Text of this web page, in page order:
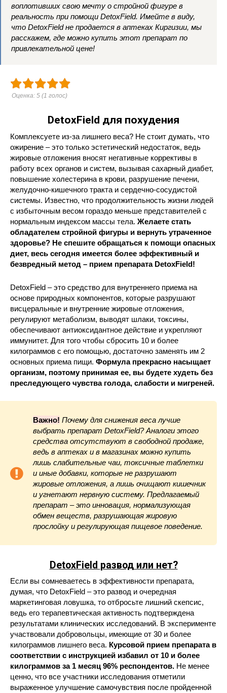
воплотивших свою мечту о стройной фигуре в
реальность при помощи DetoxField. Имейте в виду,
что DetoxField не продается в аптеках Киргизии, мы
расскажем, где можно купить этот препарат по
привлекательной цене!
Оценка: 5 (1 голос)
DetoxField для похудения
Комплексуете из-за лишнего веса? Не стоит думать, что
ожирение – это только эстетический недостаток, ведь
жировые отложения вносят негативные коррективы в
работу всех органов и систем, вызывая сахарный диабет,
повышение холестерина в крови, разрушение печени,
желудочно-кишечного тракта и сердечно-сосудистой
системы. Известно, что продолжительность жизни людей
с избыточным весом гораздо меньше представителей с
нормальным индексом массы тела. Желаете стать
обладателем стройной фигуры и вернуть утраченное
здоровье? Не спешите обращаться к помощи опасных
диет, весь сегодня имеется более эффективный и
безвредный метод – прием препарата DetoxField!
DetoxField – это средство для внутреннего приема на
основе природных компонентов, которые разрушают
висцеральные и внутренние жировые отложения,
регулируют метаболизм, выводят шлаки, токсины,
обеспечивают антиоксидантное действие и укрепляют
иммунитет. Для того чтобы сбросить 10 и более
килограммов с его помощью, достаточно заменять им 2
основных приема пищи. Формула прекрасно насыщает
организм, поэтому принимая ее, вы будете худеть без
преследующего чувства голода, слабости и мигреней.
Важно! Почему для снижения веса лучше
выбрать препарат DetoxField? Аналоги этого
средства отсутствуют в свободной продаже,
ведь в аптеках и в магазинах можно купить
лишь слабительные чаи, токсичные таблетки
и иные добавки, которые не разрушают
жировые отложения, а лишь очищают кишечник
и угнетают нервную систему. Предлагаемый
препарат – это инновация, нормализующая
обмен веществ, разрушающая жировую
прослойку и регулирующая пищевое поведение.
DetoxField развод или нет?
Если вы сомневаетесь в эффективности препарата,
думая, что DetoxField – это развод и очередная
маркетинговая ловушка, то отбросьте лишний скепсис,
ведь его терапевтическая активность подтверждена
результатами клинических исследований. В эксперименте
участвовали добровольцы, имеющие от 30 и более
килограммов лишнего веса. Курсовой прием препарата в
соответствии с инструкцией избавил от 10 и более
килограммов за 1 месяц 96% респондентов. Не менее
ценно, что все участники исследования отметили
выраженное улучшение самочувствия после пройденной